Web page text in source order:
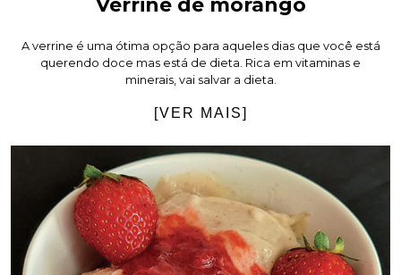
A verrine é uma ótima opção para aqueles dias que você está
querendo doce mas está de dieta. Rica em vitaminas e
minerais, vai salvar a dieta.
[VER MAIS]